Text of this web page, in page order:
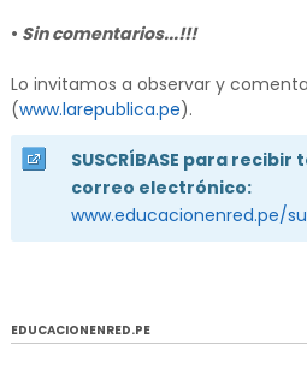
• Sin comentarios...!!!
Lo invitamos a observar y
(www.larepublica.pe).
SUSCRÍBASE para
correo electrónico:
www.educacionenred.pe/
EDUCACIONENRED.PE